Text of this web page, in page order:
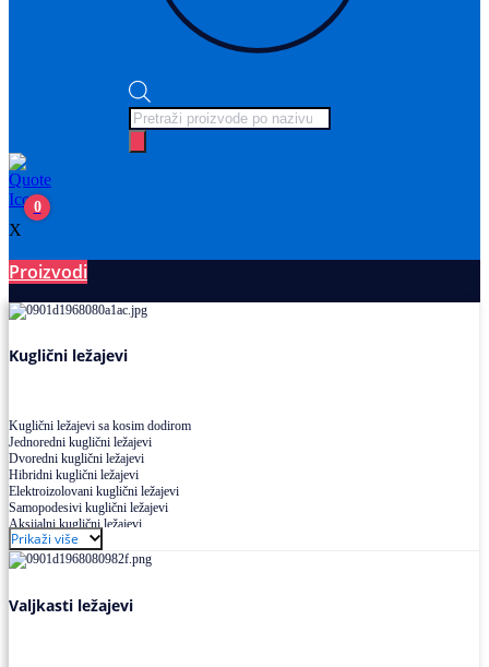
Products
search
0
X
Proizvodi
Kuglični ležajevi
Kuglični ležajevi sa kosim dodirom
Jednoredni kuglični ležajevi
Dvoredni kuglični ležajevi
Hibridni kuglični ležajevi
Elektroizolovani kuglični ležajevi
Samopodesivi kuglični ležajevi
Aksijalni kuglični ležajevi
Kuglični ležajevi od nerđajućeg čelika
Prikaži više
Valjkasti ležajevi